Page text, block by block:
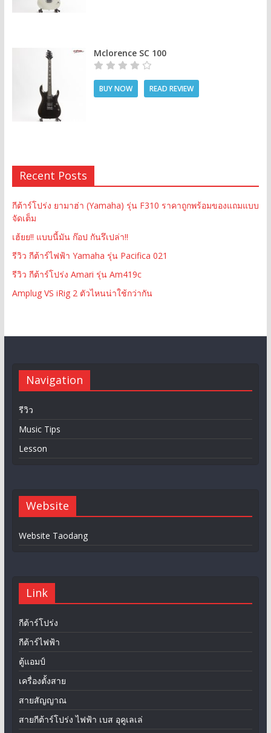
Mclorence SC 100
BUY NOW READ REVIEW
Recent Posts
กีต้าร์โปร่ง ยามาฮ่า (Yamaha) รุ่น F310 ราคาถูกพร้อมของแถมแบบ
จัดเต็ม
เฮ้ยย!! แบบนี้มัน ก๊อป กันรึเปล่า!!
รีวิว กีต้าร์ไฟฟ้า Yamaha รุ่น Pacifica 021
รีวิว กีต้าร์โปร่ง Amari รุ่น Am419c
Amplug VS iRig 2 ตัวไหนน่าใช้กว่ากัน
Navigation
รีวิว
Music Tips
Lesson
Website
Website Taodang
Link
กีต้าร์โปร่ง
กีต้าร์ไฟฟ้า
ตู้แอมป์
เครื่องตั้งสาย
สายสัญญาณ
สายกีต้าร์โปร่ง ไฟฟ้า เบส อุคูเลเล่